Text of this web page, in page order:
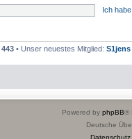
Ich
443 • Unser neuestes Mitglied: S1jens
Powered by phpBB®
Deutsche
Datenschutz